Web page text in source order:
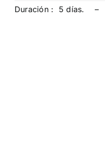
Duración : 5 días. –